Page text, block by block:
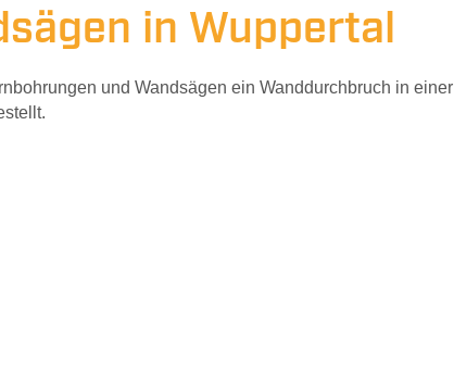
in Wuppertal
und Wandsägen ein Wanddurchbruch in einer